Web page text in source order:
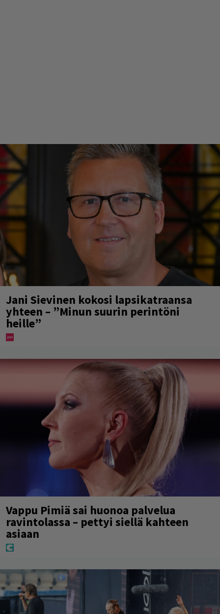
Jani Sievinen kokosi lapsikatraansa
yhteen – ”Minun suurin perintöni
heille”
Vappu Pimiä sai huonoa palvelua
ravintolassa – pettyi siellä kahteen
asiaan